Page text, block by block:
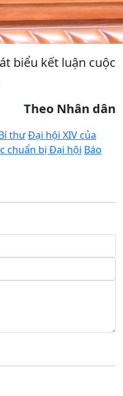
biểu kết luận cuộc
Theo Nhân dân
thưĐại hội XIV của
chuẩn bị Đại hội Báo